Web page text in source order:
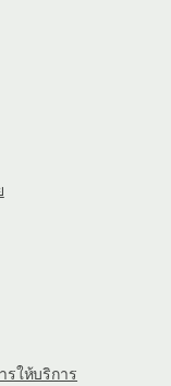
รให้บริการ